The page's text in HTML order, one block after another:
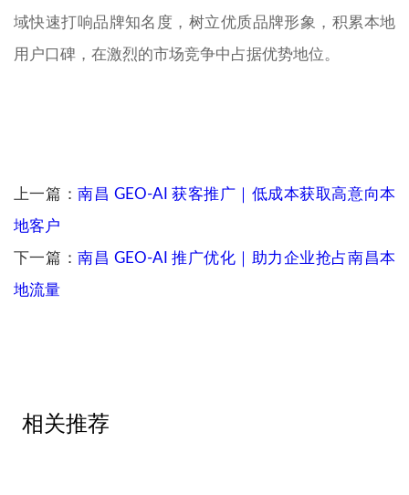
域快速打响品牌知名度，树立优质品牌形象，积累本地
用户口碑，在激烈的市场竞争中占据优势地位。
上一篇：南昌 GEO-AI 获客推广｜低成本获取高意向本
地客户
下一篇：南昌 GEO-AI 推广优化｜助力企业抢占南昌本
地流量
相关推荐